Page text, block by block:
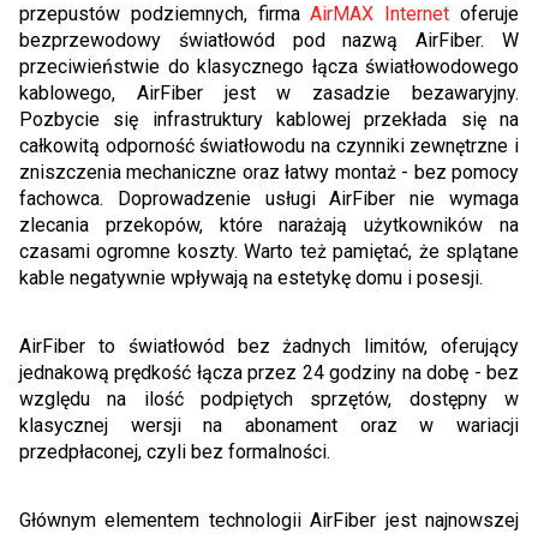
przepustów podziemnych, firmaAirMAX Internet oferuje
bezprzewodowy światłowód pod nazwą AirFiber. W
przeciwieństwie do klasycznego łącza światłowodowego
kablowego, AirFiber jest w zasadzie bezawaryjny.
Pozbycie się infrastruktury kablowej przekłada się na
całkowitą odporność światłowodu na czynniki zewnętrzne i
zniszczenia mechaniczne oraz łatwy montaż - bez pomocy
fachowca. Doprowadzenie usługi AirFiber nie wymaga
zlecania przekopów, które narażają użytkowników na
czasami ogromne koszty. Warto też pamiętać, że splątane
kable negatywnie wpływają na estetykę domu i posesji.
AirFiber to światłowód bez żadnych limitów, oferujący
jednakową prędkość łącza przez 24 godziny na dobę - bez
względu na ilość podpiętych sprzętów, dostępny w
klasycznej wersji na abonament oraz w wariacji
przedpłaconej, czyli bez formalności.
Głównym elementem technologii AirFiber jest najnowszej